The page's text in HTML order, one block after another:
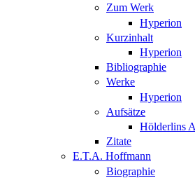
Zum Werk
Hyperion
Kurzinhalt
Hyperion
Bibliographie
Werke
Hyperion
Aufsätze
Hölderlins
Zitate
E.T.A. Hoffmann
Biographie